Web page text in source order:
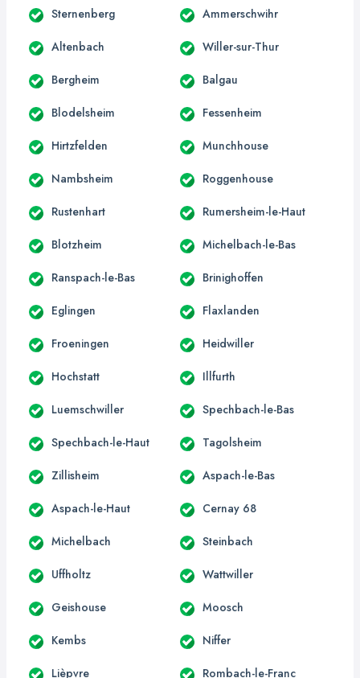
Sternenberg Ammerschwihr
Altenbach Willer-sur-Thur
Bergheim Balgau
Blodelsheim Fessenheim
Hirtzfelden Munchhouse
Nambsheim Roggenhouse
Rustenhart Rumersheim-le-Haut
Blotzheim Michelbach-le-Bas
Ranspach-le-Bas Brinighoffen
Eglingen Flaxlanden
Froeningen Heidwiller
Hochstatt Illfurth
Luemschwiller Spechbach-le-Bas
Spechbach-le-Haut Tagolsheim
Zillisheim Aspach-le-Bas
Aspach-le-Haut Cernay 68
Michelbach Steinbach
Uffholtz Wattwiller
Geishouse Moosch
Kembs Niffer
Lièpvre Rombach-le-Franc